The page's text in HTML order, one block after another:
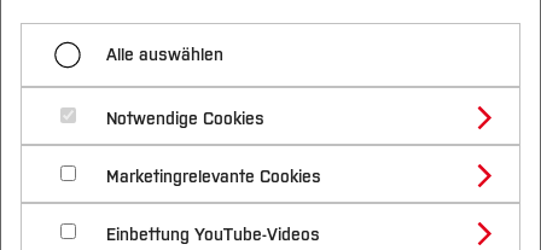
Studium
Studienangebote
Bachelorstudiengänge
Masterstudiengänge
Vor dem Studium
Bewerben & Einschreiben
Bewerbungsportal
Im Studium
Studienbüros und Prüfungen
Nach dem Studium
Forschung & Transfer
Profil
Forschungs- und Transferprofil
Schwerpunkte (FuT)
Beratung & Förderung
Nachhaltigkeit
Nachhaltigkeit studieren
International
Termin: Link nicht in Gebrauch
Gr1Unt1 Gr1Unt2
Gr1Unt3 Gr1Unt4
Alle auswählen
Notwendige Cookies
Marketingrelevante Cookies
Einbettung YouTube-Videos